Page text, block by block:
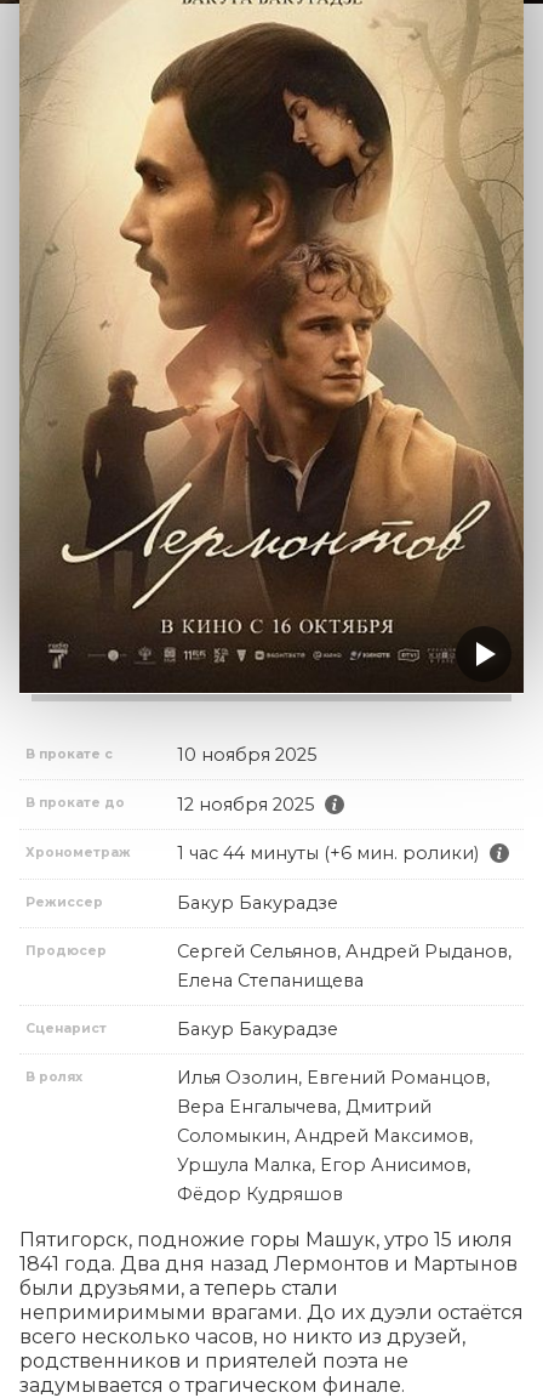
В прокате с 10 ноября 2025
В прокате до 12 ноября 2025
Хронометраж 1 час 44 минуты (+6 мин. ролики)
Режиссер Бакур Бакурадзе
Продюсер
Сергей Сельянов, Андрей Рыданов,
Елена Степанищева
Сценарист Бакур Бакурадзе
В ролях
Илья Озолин, Евгений Романцов,
Вера Енгалычева, Дмитрий
Соломыкин, Андрей Максимов,
Уршула Малка, Егор Анисимов,
Фёдор Кудряшов
Пятигорск, подножие горы Машук, утро 15 июля
1841 года. Два дня назад Лермонтов и Мартынов
были друзьями, а теперь стали
непримиримыми врагами. До их дуэли остаётся
всего несколько часов, но никто из друзей,
родственников и приятелей поэта не
задумывается о трагическом финале.